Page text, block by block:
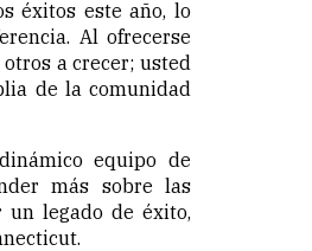
éxitos este año, lo
Al ofrecerse
a crecer; usted
de la comunidad
equipo de
más sobre las
un legado de éxito,